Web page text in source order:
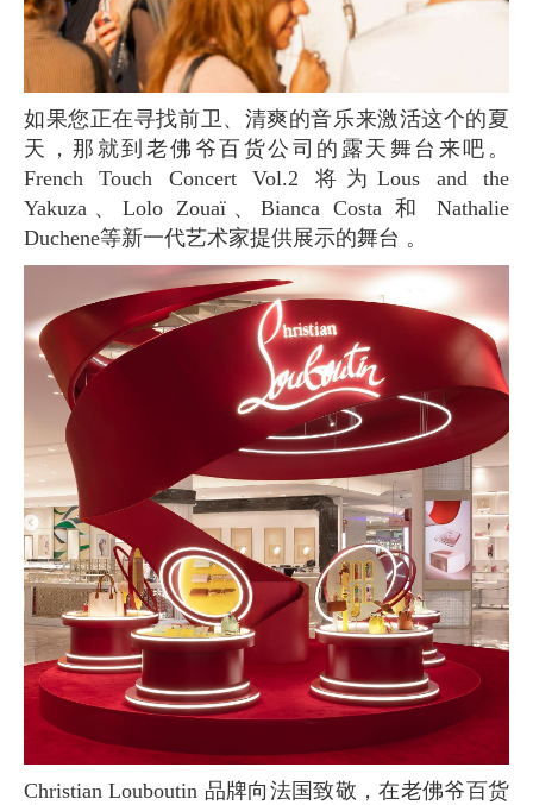
如果您正在寻找前卫、清爽的音乐来激活这个的夏
天，那就到老佛爷百货公司的露天舞台来吧。
French Touch Concert Vol.2 将为Lous and the
Yakuza、Lolo Zouaï、Bianca Costa 和 Nathalie
Duchene等新一代艺术家提供展示的舞台 。
Christian Louboutin 品牌向法国致敬，在老佛爷百货